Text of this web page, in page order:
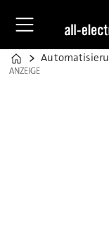
Home
ANZEIGE
ANZEIGE